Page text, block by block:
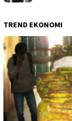
TREND EKONOMI